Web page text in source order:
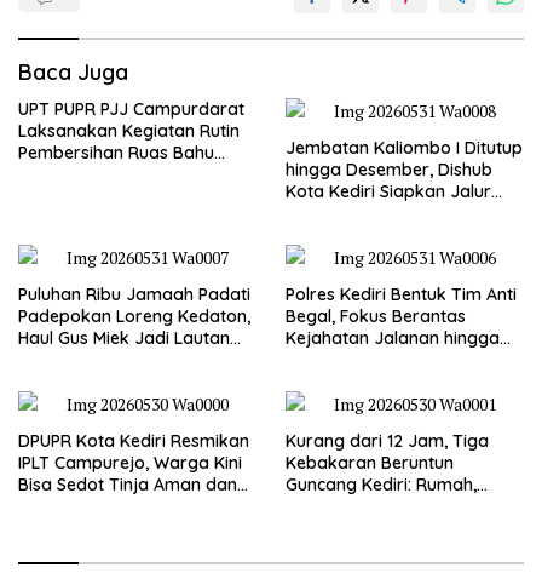
Baca Juga
UPT PUPR PJJ Campurdarat
Laksanakan Kegiatan Rutin
Pembersihan Ruas Bahu
Jembatan Kaliombo I Ditutup
hingga Desember, Dishub
Kota Kediri Siapkan Jalur
Puluhan Ribu Jamaah Padati
Padepokan Loreng Kedaton,
Haul Gus Miek Jadi Lautan
Polres Kediri Bentuk Tim Anti
Begal, Fokus Berantas
Kejahatan Jalanan hingga
DPUPR Kota Kediri Resmikan
IPLT Campurejo, Warga Kini
Bisa Sedot Tinja Aman dan
Kurang dari 12 Jam, Tiga
Kebakaran Beruntun
Guncang Kediri: Rumah,